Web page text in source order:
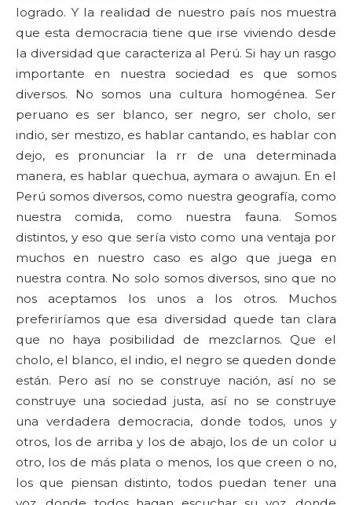
logrado. Y la realidad de nuestro país nos muestra
que esta democracia tiene que irse viviendo desde
la diversidad que caracteriza al Perú. Si hay un rasgo
importante en nuestra sociedad es que somos
diversos. No somos una cultura homogénea. Ser
peruano es ser blanco, ser negro, ser cholo, ser
indio, ser mestizo, es hablar cantando, es hablar con
dejo, es pronunciar la rr de una determinada
manera, es hablar quechua, aymara o awajun. En el
Perú somos diversos, como nuestra geografía, como
nuestra comida, como nuestra fauna. Somos
distintos, y eso que sería visto como una ventaja por
muchos en nuestro caso es algo que juega en
nuestra contra. No solo somos diversos, sino que no
nos aceptamos los unos a los otros. Muchos
preferiríamos que esa diversidad quede tan clara
que no haya posibilidad de mezclarnos. Que el
cholo, el blanco, el indio, el negro se queden donde
están. Pero así no se construye nación, así no se
construye una sociedad justa, así no se construye
una verdadera democracia, donde todos, unos y
otros, los de arriba y los de abajo, los de un color u
otro, los de más plata o menos, los que creen o no,
los que piensan distinto, todos puedan tener una